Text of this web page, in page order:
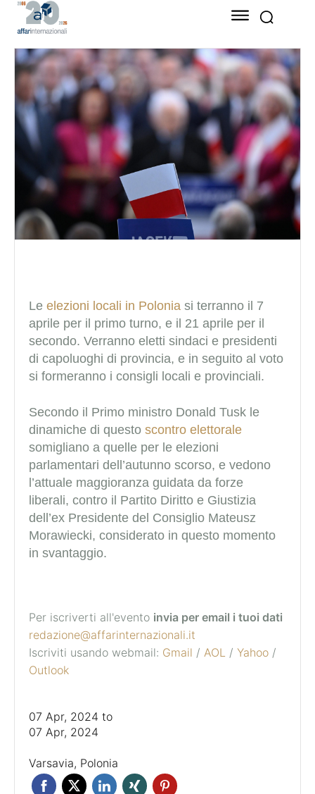
Le elezioni locali in Polonia si terranno il 7
aprile per il primo turno, e il 21 aprile per il
secondo. Verranno eletti sindaci e presidenti
di capoluoghi di provincia, e in seguito al voto
si formeranno i consigli locali e provinciali.
Secondo il Primo ministro Donald Tusk le
dinamiche di questo scontro elettorale
somigliano a quelle per le elezioni
parlamentari dell’autunno scorso, e vedono
l’attuale maggioranza guidata da forze
liberali, contro il Partito Diritto e Giustizia
dell’ex Presidente del Consiglio Mateusz
Morawiecki, considerato in questo momento
in svantaggio.
Per iscriverti all'evento invia per email i tuoi dati
redazione@affarinternazionali.it
Iscriviti usando webmail: Gmail / AOL / Yahoo /
Outlook
07 Apr, 2024 to
07 Apr, 2024
Varsavia, Polonia